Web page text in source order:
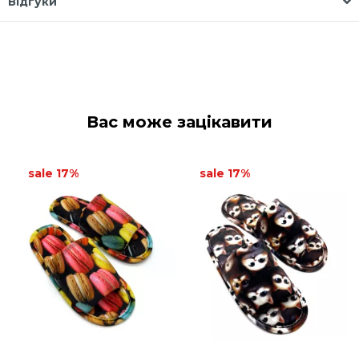
Вас може зацікавити
sale 17% sale 17%